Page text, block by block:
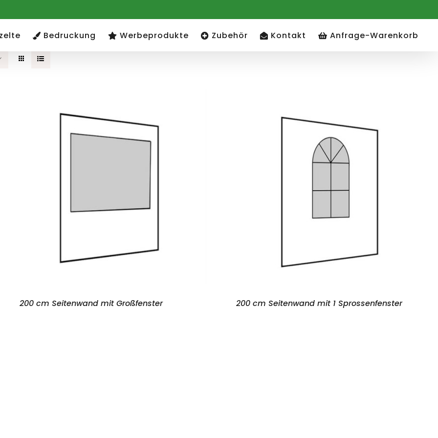
Bedruckung Werbeprodukte Zubehör Kontakt Anfrage-Warenkorb
200 cm Seitenwand mit Großfenster 200 cm Seitenwand mit 1 Sprossenfenster